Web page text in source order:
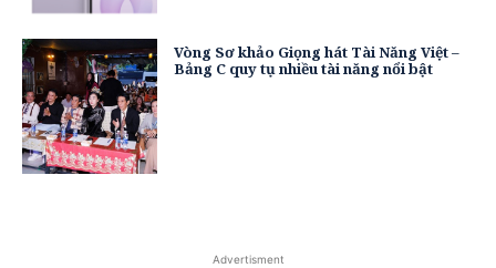
Vòng Sơ khảo Giọng hát Tài Năng Việt –
Bảng C quy tụ nhiều tài năng nổi bật
Advertisment